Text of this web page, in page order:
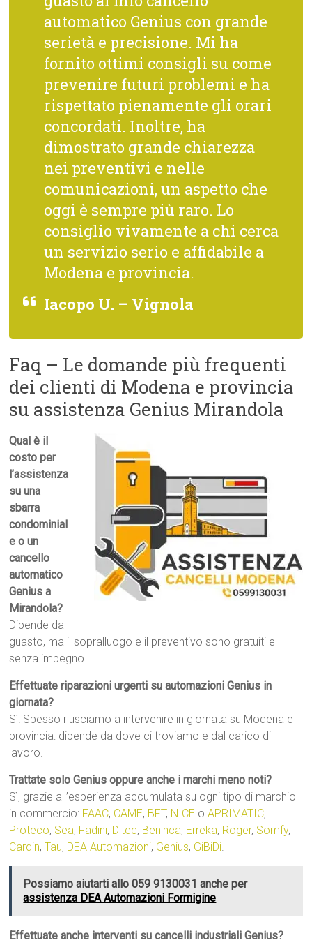
automatico Genius con grande
serietà e precisione. Mi ha
fornito ottimi consigli su come
prevenire futuri problemi e ha
rispettato pienamente gli orari
concordati. Inoltre, ha
dimostrato grande chiarezza
nei preventivi e nelle
comunicazioni, un aspetto che
oggi è sempre più raro. Lo
consiglio vivamente a chi cerca
un servizio serio e affidabile a
Modena e provincia.
Iacopo U. – Vignola
Faq – Le domande più frequenti
dei clienti di Modena e provincia
su assistenza Genius Mirandola
Qual è il
costo per
l’assistenza
su una
sbarra
condominial
e o un
cancello
automatico
Genius a
Mirandola?
Dipende dal
guasto, ma il sopralluogo e il preventivo sono gratuiti e
senza impegno.
Effettuate riparazioni urgenti su automazioni Genius in
giornata?
Sì! Spesso riusciamo a intervenire in giornata su Modena e
provincia: dipende da dove ci troviamo e dal carico di
lavoro.
Trattate solo Genius oppure anche i marchi meno noti?
Sì, grazie all’esperienza accumulata su ogni tipo di marchio
in commercio: FAAC, CAME, BFT, NICE oAPRIMATIC,
Proteco, Sea, Fadini, Ditec, Beninca, Erreka, Roger, Somfy,
Cardin,Tau, DEA Automazioni, Genius, GiBiDi.
Possiamo aiutarti allo 059 9130031 anche per
assistenza DEA Automazioni Formigine
Effettuate anche interventi su cancelli industriali Genius?